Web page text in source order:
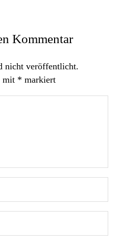
Kommentar
nicht veröffentlicht.
mit * markiert